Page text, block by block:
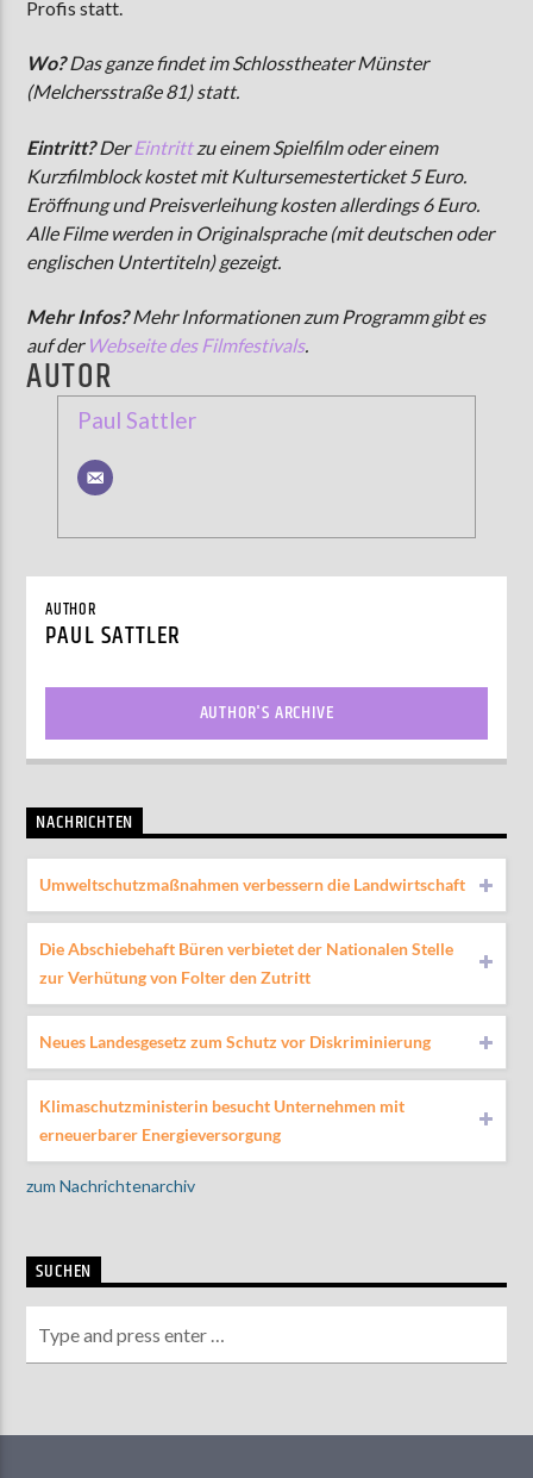
Profis statt.
Wo?Das ganze findet im Schlosstheater Münster
(Melchersstraße 81) statt.
Eintritt?DerEintrittzu einem Spielfilm oder einem
Kurzfilmblock kostet mit Kultursemesterticket 5 Euro.
Eröffnung und Preisverleihung kosten allerdings 6 Euro.
Alle Filme werden in Originalsprache (mit deutschen oder
englischen Untertiteln) gezeigt.
Mehr Infos?Mehr Informationen zum Programm gibt es
auf der Webseite des Filmfestivals.
AUTOR
Paul Sattler
AUTHOR
PAUL SATTLER
AUTHOR'S ARCHIVE
NACHRICHTEN
Umweltschutzmaßnahmen verbessern die Landwirtschaft
Die Abschiebehaft Büren verbietet der Nationalen Stelle
zur Verhütung von Folter den Zutritt
Neues Landesgesetz zum Schutz vor Diskriminierung
Klimaschutzministerin besucht Unternehmen mit
erneuerbarer Energieversorgung
zum Nachrichtenarchiv
SUCHEN